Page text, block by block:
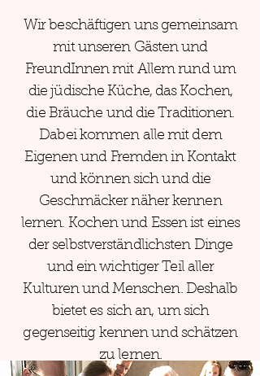
Wir beschäftigen uns gemeinsam
mit unseren Gästen und
FreundInnen mit Allem rund um
die jüdische Küche, das Kochen,
die Bräuche und die Traditionen.
Dabei kommen alle mit dem
Eigenen und Fremden in Kontakt
und können sich und die
Geschmäcker näher kennen
lernen. Kochen und Essen ist eines
der selbstverständlichsten Dinge
und ein wichtiger Teil aller
Kulturen und Menschen. Deshalb
bietet es sich an, um sich
gegenseitig kennen und schätzen
zu lernen.